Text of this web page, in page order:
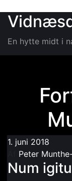
En hytte midt i
1. juni 2018
Peter
Num